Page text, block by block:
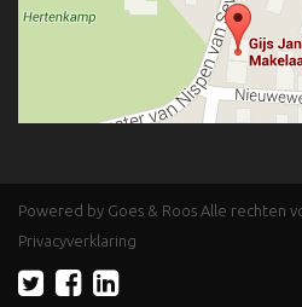
Powered by Goes & Roos Alle rechten
Privacyverklaring